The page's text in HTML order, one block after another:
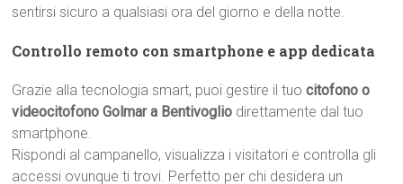
sentirsi sicuro a qualsiasi ora del giorno e della notte.
Controllo remoto con smartphone e app dedicata
Grazie alla tecnologia smart, puoi gestire il tuocitofono o
videocitofono Golmar a Bentivoglio direttamente dal tuo
smartphone.
Rispondi al campanello, visualizza i visitatori e controlla gli
accessi ovunque ti trovi. Perfetto per chi desidera un